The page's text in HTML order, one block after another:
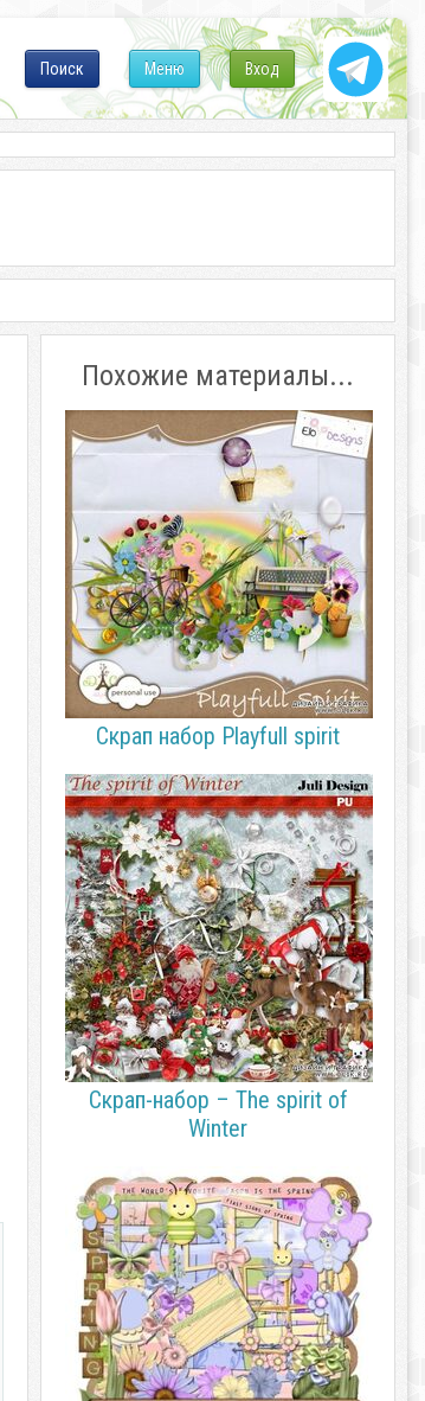
Вход
Меню
Поиск
Похожие материалы...
Скрап набор Playfull spirit
Скрап-набор – The spirit of
Winter